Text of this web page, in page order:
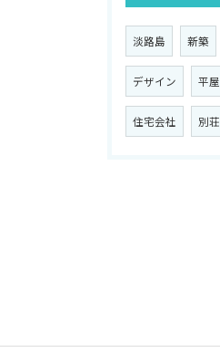
淡路島 新築
デザイン 平屋
住宅会社 別荘